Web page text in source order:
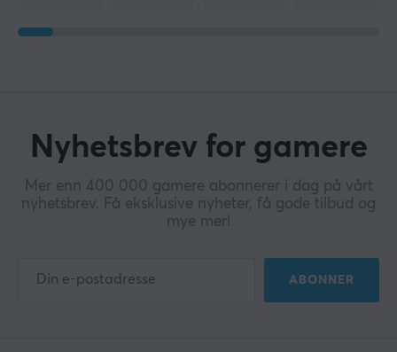
Nyhetsbrev for gamere
Mer enn 400 000 gamere abonnerer i dag på vårt
nyhetsbrev. Få eksklusive nyheter, få gode tilbud og
mye mer!
ABONNER